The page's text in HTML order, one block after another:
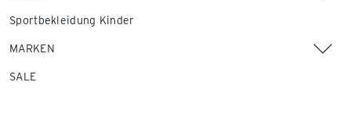
Sportbekleidung Kinder
MARKEN
SALE